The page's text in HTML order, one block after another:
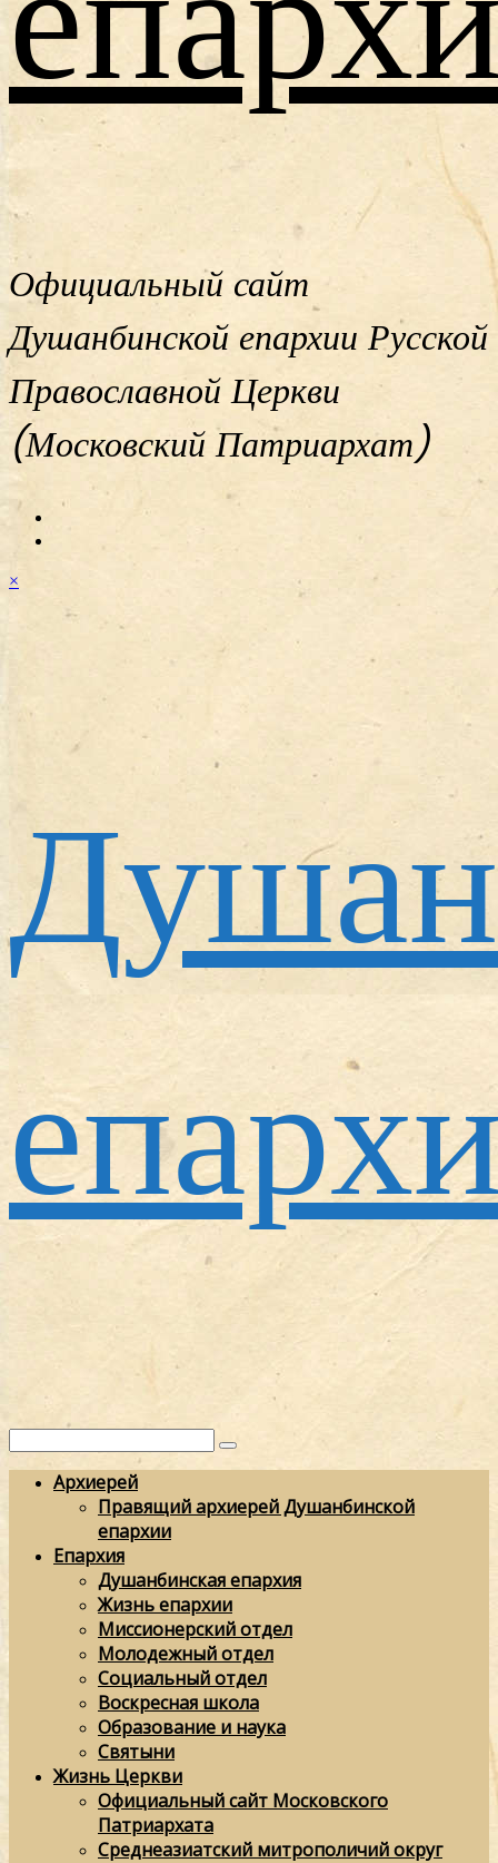
Официальный сайт
Душанбинской епархии Русской
Православной Церкви
(Московский Патриархат)
×
Архиерей
Правящий архиерей Душанбинской
епархии
Епархия
Душанбинская епархия
Жизнь епархии
Миссионерский отдел
Молодежный отдел
Социальный отдел
Воскресная школа
Образование и наука
Святыни
Жизнь Церкви
Официальный сайт Московского
Патриархата
Среднеазиатский митрополичий округ